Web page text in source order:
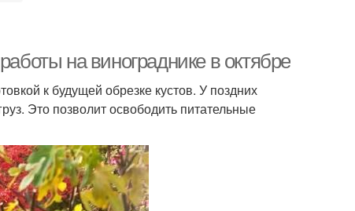
на винограднике в октябре
к будущей обрезке кустов. У поздних
Это позволит освободить питательные